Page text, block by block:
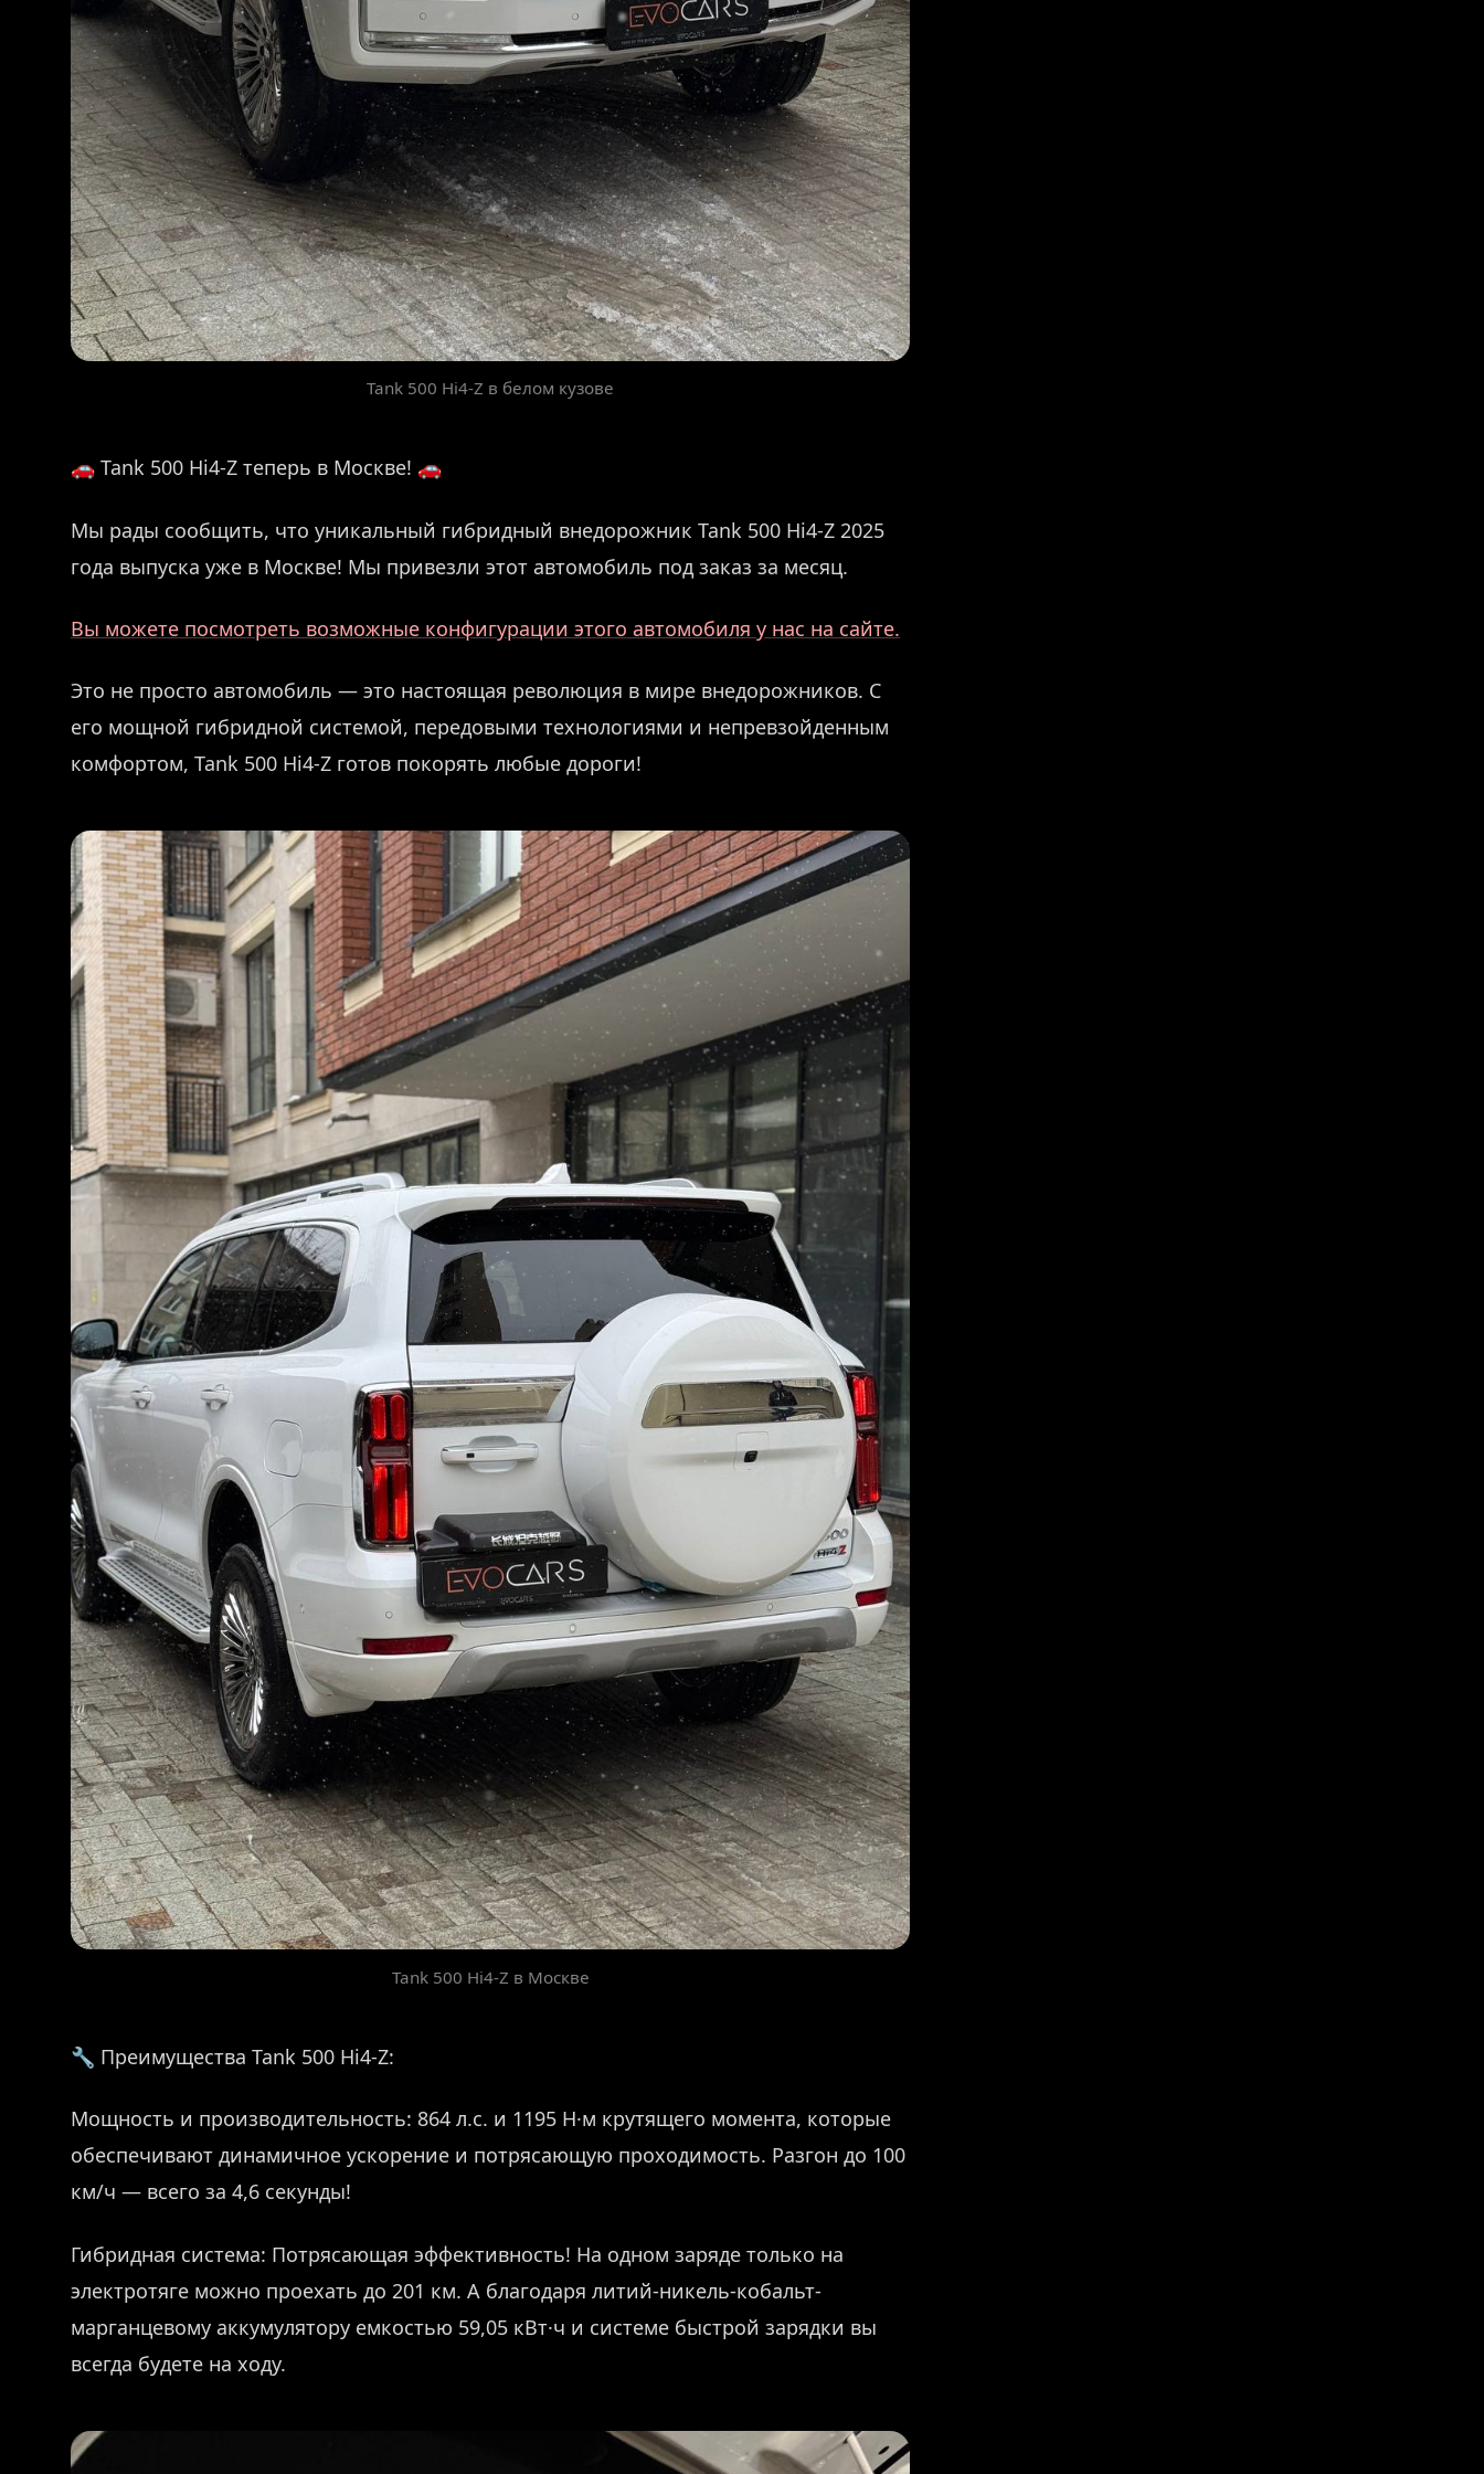
Tank 500 Hi4-Z в белом кузове
🚗 Tank 500 Hi4-Z теперь в Москве! 🚗
Мы рады сообщить, что уникальный гибридный внедорожник Tank 500 Hi4-Z 2025
года выпуска уже в Москве! Мы привезли этот автомобиль под заказ за месяц.
Вы можете посмотреть возможные конфигурации этого автомобиля у нас на сайте.
Это не просто автомобиль — это настоящая революция в мире внедорожников. С
его мощной гибридной системой, передовыми технологиями и непревзойденным
комфортом, Tank 500 Hi4-Z готов покорять любые дороги!
Tank 500 Hi4-Z в Москве
🔧 Преимущества Tank 500 Hi4-Z:
Мощность и производительность: 864 л.с. и 1195 Н·м крутящего момента, которые
обеспечивают динамичное ускорение и потрясающую проходимость. Разгон до 100
км/ч — всего за 4,6 секунды!
Гибридная система: Потрясающая эффективность! На одном заряде только на
электротяге можно проехать до 201 км. А благодаря литий-никель-кобальт-
марганцевому аккумулятору емкостью 59,05 кВт·ч и системе быстрой зарядки вы
всегда будете на ходу.